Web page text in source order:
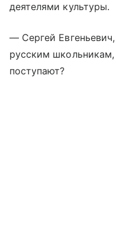
деятелями культуры.
— Сергей
русским
поступают?